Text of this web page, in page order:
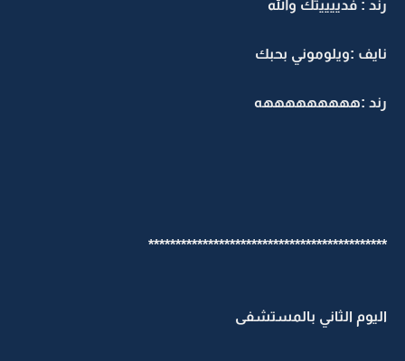
رند : فدييييتك والله
نايف :ويلوموني بحبك
رند :هههههههههه
********************************************
اليوم الثاني بالمستشفى